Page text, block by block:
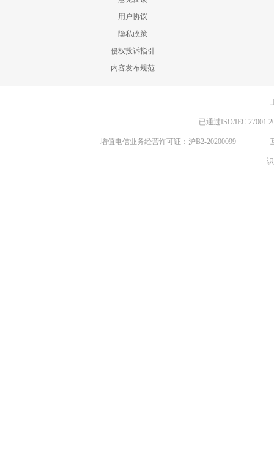
用户协议
隐私政策
侵权投诉指引
内容发布规范
已通过ISO/IEC
增值电信业务经营许可证：沪B2-20200099